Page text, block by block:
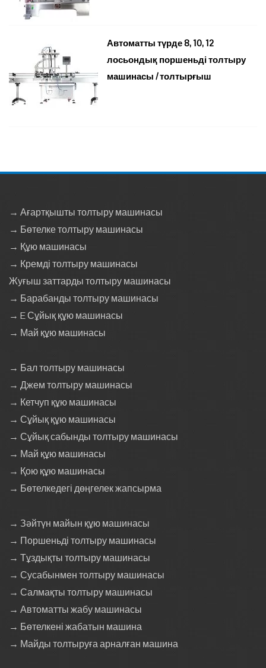
Автоматты түрде 8, 10, 12
лосьондық поршеньді толтыру
машинасы / толтырғыш
→ Ағартқышты толтыру машинасы
→ Бөтелке толтыру машинасы
→ Құю машинасы
→ Кремді толтыру машинасы
Жуғыш заттарды толтыру машинасы
→ Барабанды толтыру машинасы
→ E Сұйық құю машинасы
→ Май құю машинасы
→ Бал толтыру машинасы
→ Джем толтыру машинасы
→ Кетчуп құю машинасы
→ Сұйық құю машинасы
→ Сұйық сабынды толтыру машинасы
→ Май құю машинасы
→ Қою құю машинасы
→ Бөтелкедегі дөңгелек жапсырма
→ Зәйтүн майын құю машинасы
→ Поршеньді толтыру машинасы
→ Тұздықты толтыру машинасы
→ Сусабынмен толтыру машинасы
→ Салмақты толтыру машинасы
→ Автоматты жабу машинасы
→ Бөтелкені жабатын машина
→ Майды толтыруға арналған машина